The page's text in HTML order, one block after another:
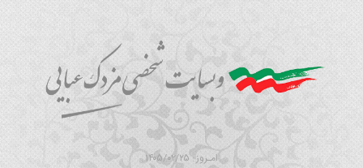
امـروز : ۱۴۰۵/۰۲/۲۵